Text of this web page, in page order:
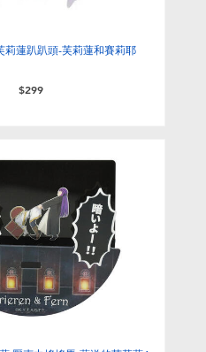
莉蓮趴趴頭-芙莉蓮和賽莉耶
$299